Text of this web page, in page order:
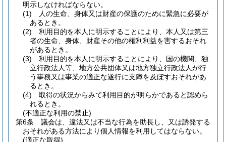
明示しなければならない。
(1)
人の生命、身体又は財産の保護のために緊急に必要が
あるとき。
(2)
利用目的を本人に明示することにより、本人又は第三
者の生命、身体、財産その他の権利利益を害するおそれ
があるとき。
(3)
利用目的を本人に明示することにより、国の機関、独
立行政法人等、地方公共団体又は地方独立行政法人が行
う事務又は事業の適正な遂行に支障を及ぼすおそれがあ
るとき。
(4)
取得の状況からみて利用目的が明らかであると認めら
れるとき。
(不適正な利用の禁止)
第6条
議会は、違法又は不当な行為を助長し、又は誘発する
おそれがある方法により個人情報を利用してはならない。
(適正な取得)